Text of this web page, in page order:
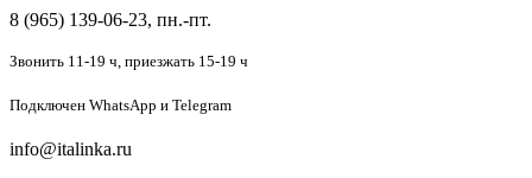
8 (965) 139-06-23, пн.-пт.
Звонить 11-19 ч, приезжать 15-19 ч
Подключен WhatsApp и Telegram
info@italinka.ru